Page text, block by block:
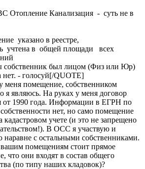
Отопление Канализация - суть не в
указано в реестре,
учтена в общей площади всех
собственник был лицом (Физ или Юр)
нет. - голосуй[/QUOTE]
меня помещение, собственником
я являюсь. На руках у меня договор
от 1990 года. Информации в ЕГРН по
нет, но само помещение
кадастровом учете (и это не запрещено
В ОСС я участвую и
наравне с остальными собственниками.
помещениям стоит прямое
что они входят в состав общего
(по типу наших кладовок)?